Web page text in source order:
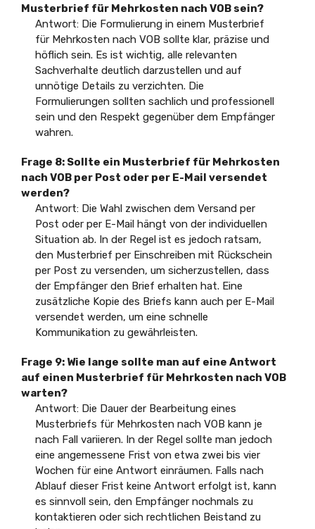
Musterbrief für Mehrkosten nach VOB sein?
Antwort: Die Formulierung in einem Musterbrief
für Mehrkosten nach VOB sollte klar, präzise und
höflich sein. Es ist wichtig, alle relevanten
Sachverhalte deutlich darzustellen und auf
unnötige Details zu verzichten. Die
Formulierungen sollten sachlich und professionell
sein und den Respekt gegenüber dem Empfänger
wahren.
Frage 8: Sollte ein Musterbrief für Mehrkosten
nach VOB per Post oder per E-Mail versendet
werden?
Antwort: Die Wahl zwischen dem Versand per
Post oder per E-Mail hängt von der individuellen
Situation ab. In der Regel ist es jedoch ratsam,
den Musterbrief per Einschreiben mit Rückschein
per Post zu versenden, um sicherzustellen, dass
der Empfänger den Brief erhalten hat. Eine
zusätzliche Kopie des Briefs kann auch per E-Mail
versendet werden, um eine schnelle
Kommunikation zu gewährleisten.
Frage 9: Wie lange sollte man auf eine Antwort
auf einen Musterbrief für Mehrkosten nach VOB
warten?
Antwort: Die Dauer der Bearbeitung eines
Musterbriefs für Mehrkosten nach VOB kann je
nach Fall variieren. In der Regel sollte man jedoch
eine angemessene Frist von etwa zwei bis vier
Wochen für eine Antwort einräumen. Falls nach
Ablauf dieser Frist keine Antwort erfolgt ist, kann
es sinnvoll sein, den Empfänger nochmals zu
kontaktieren oder sich rechtlichen Beistand zu